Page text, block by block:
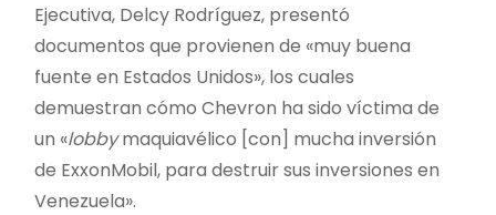
Ejecutiva, Delcy Rodríguez, presentó
documentos que provienen de «muy buena
fuente en Estados Unidos», los cuales
demuestran cómo Chevron ha sido víctima de
un «lobbymaquiavélico [con] mucha inversión
de ExxonMobil, para destruir sus inversiones en
Venezuela».